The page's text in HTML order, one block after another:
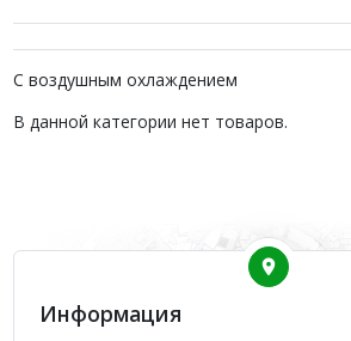
С воздушным охлаждением
В данной категории нет товаров.
Информация